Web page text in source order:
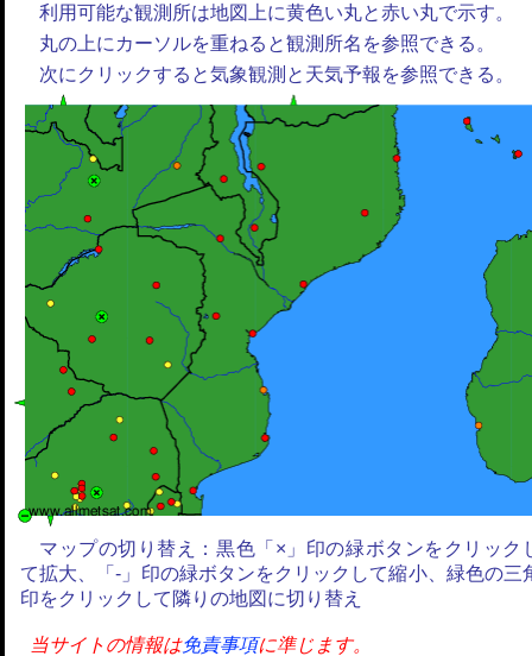
利用可能な観測所は地図上に黄色い丸と赤い丸で示す。
丸の上にカーソルを重ねると観測所名を参照できる。
次にクリックすると気象観測と天気予報を参照できる。
マップの切り替え：黒色「×」印の緑ボタンをクリック
て拡大、「-」印の緑ボタンをクリックして縮小、緑色の三
印をクリックして隣りの地図に切り替え
当サイトの情報は免責事項に準じます。